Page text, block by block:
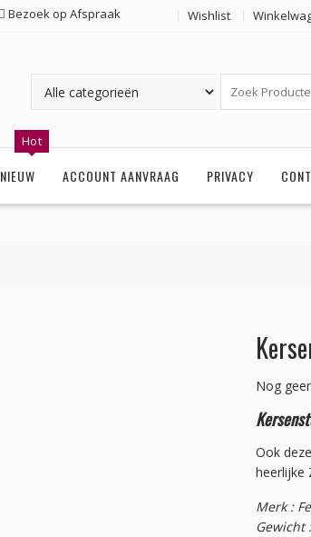
Bezoek op Afspraak Wishlist
NIEUW
Hot
ACCOUNT AANVRAAG PRIVACY
Nog
Ook
heerlijke
Merk :
Gewicht